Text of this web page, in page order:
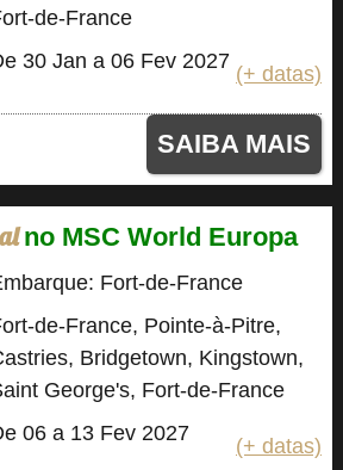
de-France
30 Jan a 06 Fev 2027
(+ datas)
SAIBA MAIS
no MSC World Europa
Fort-de-France
de-France, Pointe-à-Pitre,
Bridgetown, Kingstown,
George's, Fort-de-France
06 a 13 Fev 2027
(+ datas)